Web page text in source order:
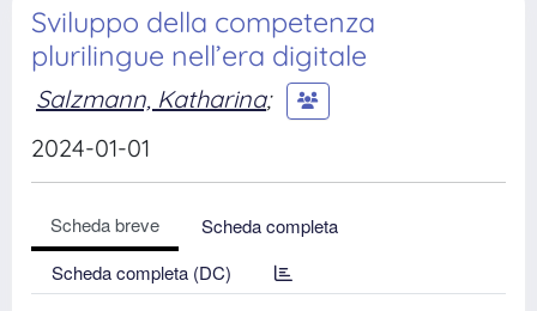
Sviluppo della competenza
plurilingue nell’era digitale
Salzmann, Katharina;
2024-01-01
Scheda breve
Scheda completa
Scheda completa (DC)